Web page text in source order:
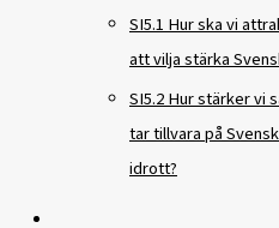
SI5.1 Hur ska vi
att vilja stärka
SI5.2 Hur stärker vi
tar tillvara på
idrott?